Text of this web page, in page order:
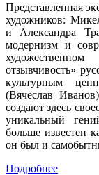
Представленная
художников:
и Александра
модернизм и
отзывчивость»
культурным
(Вячеслав
создают здесь
уникальный
больше известен
он был и
Подробнее